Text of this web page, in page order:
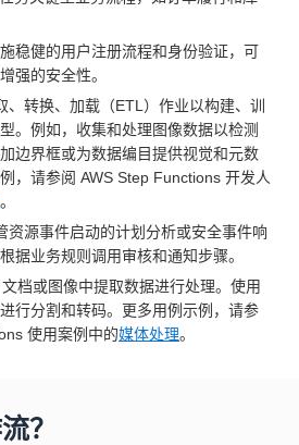
稳健的用户注册流程和身份验证，可
强的安全性。
转换、加载（ETL）作业以构建、训
。例如，收集和处理图像数据以检测
边界框或为数据编目提供视觉和元数
，请参阅 AWS Step Functions 开发人
。
源事件启动的计划分析或安全事件响
据业务规则调用审核和通知步骤。
档或图像中提取数据进行处理。使用
行分割和转码。更多用例示例，请参
使用案例中的媒体处理。
？